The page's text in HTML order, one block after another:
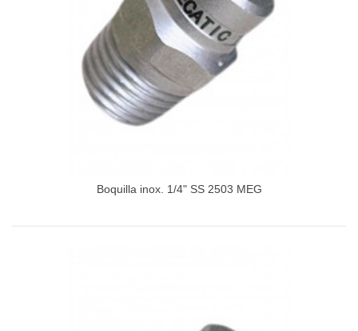
Boquilla inox. 1/4" SS 2503 MEG